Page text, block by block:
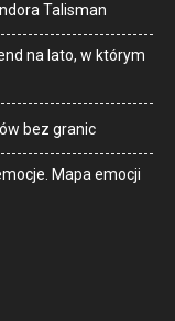
Talisman
na lato, w którym
bez granic
Mapa emocji